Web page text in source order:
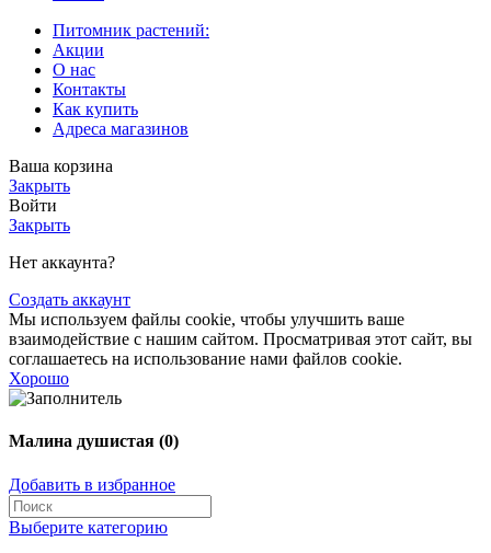
Питомник растений:
Акции
О нас
Контакты
Как купить
Адреса магазинов
Ваша корзина
Закрыть
Войти
Закрыть
Нет аккаунта?
Создать аккаунт
Мы используем файлы cookie, чтобы улучшить ваше
взаимодействие с нашим сайтом. Просматривая этот сайт, вы
соглашаетесь на использование нами файлов cookie.
Хорошо
Малина душистая (0)
Добавить в избранное
Выберите категорию